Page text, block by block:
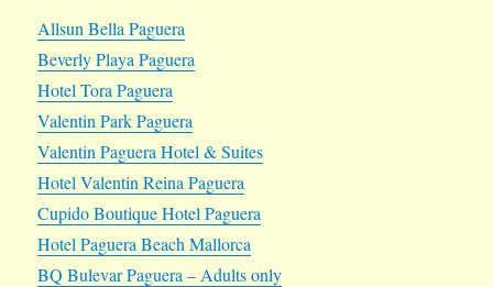
Allsun Bella Paguera
Beverly Playa Paguera
Hotel Tora Paguera
Valentin Park Paguera
Valentin Paguera Hotel & Suites
Hotel Valentin Reina Paguera
Cupido Boutique Hotel Paguera
Hotel Paguera Beach Mallorca
BQ Bulevar Paguera – Adults only